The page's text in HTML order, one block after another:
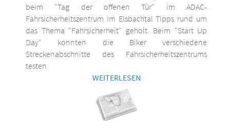
beim "Tag der offenen Tür" im ADAC-
Fahrsicherheitszentrum im Elsbachtal Tipps rund um
das Thema "Fahrsicherheit" geholt. Beim "Start Up
Day" konnten die Biker verschiedene
Streckenabschnitte des Fahrsicherheitszentrums
testen.
WEITERLESEN